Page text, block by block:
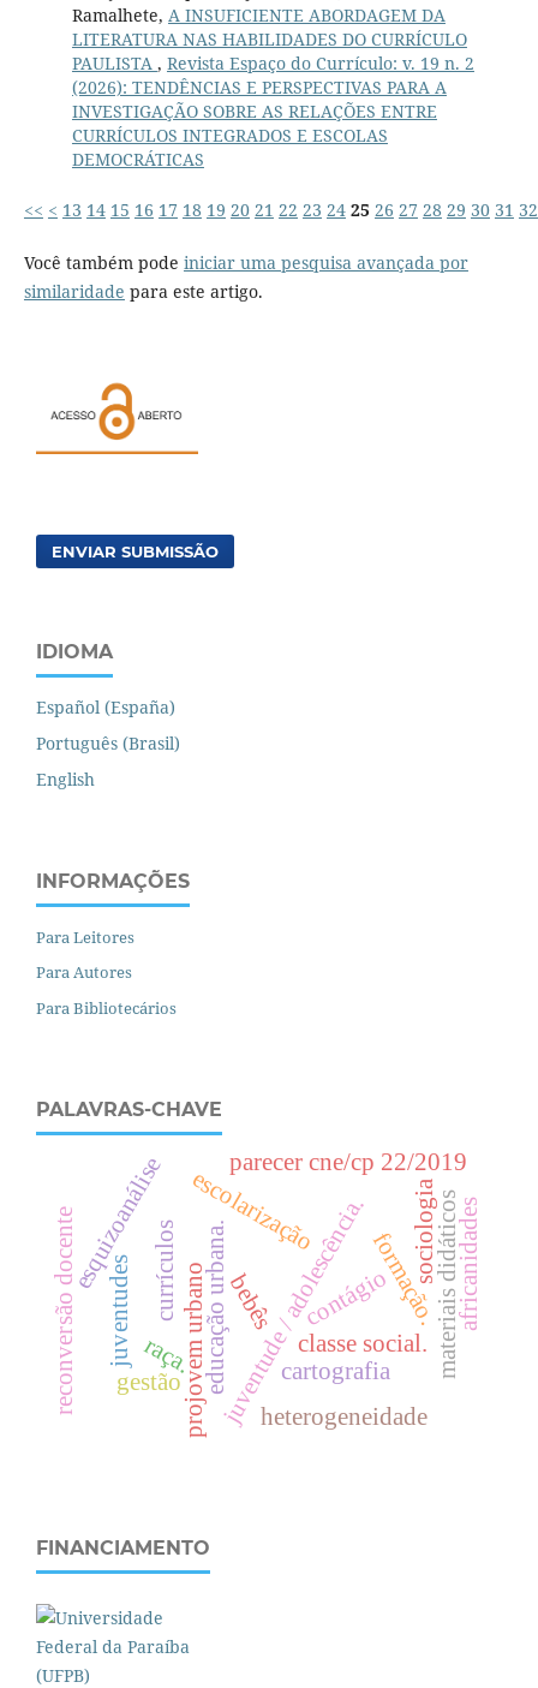
Ramalhete, A INSUFICIENTE ABORDAGEM DA
LITERATURA NAS HABILIDADES DO CURRÍCULO
PAULISTA , Revista Espaço do Currículo: v. 19 n. 2
(2026): TENDÊNCIAS E PERSPECTIVAS PARA A
INVESTIGAÇÃO SOBRE AS RELAÇÕES ENTRE
CURRÍCULOS INTEGRADOS E ESCOLAS
DEMOCRÁTICAS
<< < 13 14 15 16 17 18 19 20 21 22 23 24 25 26 27 28 29 30 31 32
Você também pode iniciar uma pesquisa avançada por
similaridade para este artigo.
ENVIAR SUBMISSÃO
IDIOMA
Español (España)
Português (Brasil)
English
INFORMAÇÕES
Para Leitores
Para Autores
Para Bibliotecários
PALAVRAS-CHAVE
currículosprojovem urbanojuventude / adolescência.
e
d
u
c
a
ç
ã
o
u
r
b
a
n
a
.
classe social.
raça.
gestão
juventudes
escolarização
heterogeneidade
materiais didáticos
esquizoanálise formação.
parecer cne/cp 22/2019
bebês contágio
cartografia
africanidades
sociologia
reconversão docente
FINANCIAMENTO